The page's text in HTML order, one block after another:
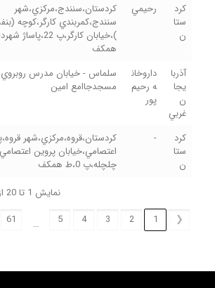
کرد
ستا
ن
رحيمي
کردستان،سنندج،مرکزي،شهر
سنندج،کمربندي کارگر،کوچه
)،خيابان کارگر،پ
همکف
آذربا
يجا
ن
غربي
داروخان
ه رحيم
پور
سلماس - خيابان مدرس روبروي
مسجدجاامع امين
کرد
ستا
ن
-
کردستان،قروه،مرکزي،شهر
اعتصامي،خيابان پروين
چلچله،پ 0،ط همکف
نمایش 1 تا 20 از مجموع 1,219 مورد
❮
1
2
3
4
5
…
61